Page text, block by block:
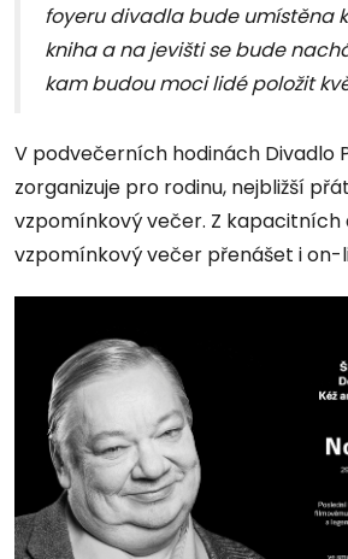
foyeru divadla bude umístěna
kniha a na jevišti se bude
kam budou moci lidé položit
V podvečerních hodinách Divadlo
zorganizuje pro rodinu, nejbližší
vzpomínkový večer. Z kapacitních
vzpomínkový večer přenášet i on-